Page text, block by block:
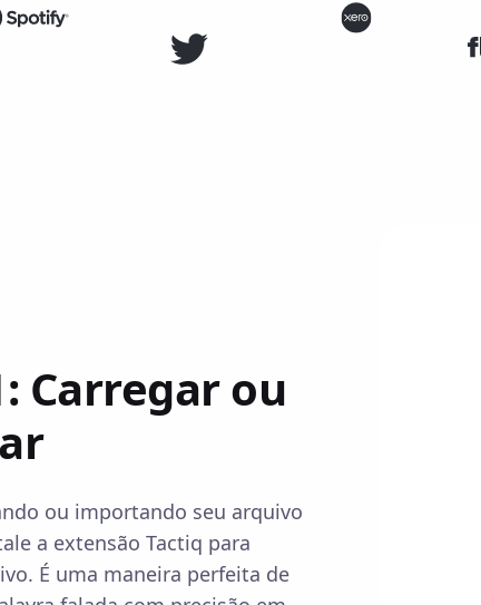
Carregar ou
ou importando seu arquivo
a extensão Tactiq para
É uma maneira perfeita de